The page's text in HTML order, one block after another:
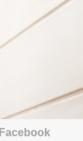
Facebook